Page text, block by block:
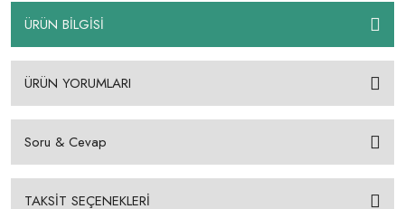
ÜRÜN BİLGİSİ
ÜRÜN YORUMLARI
Soru & Cevap
TAKSİT SEÇENEKLERİ